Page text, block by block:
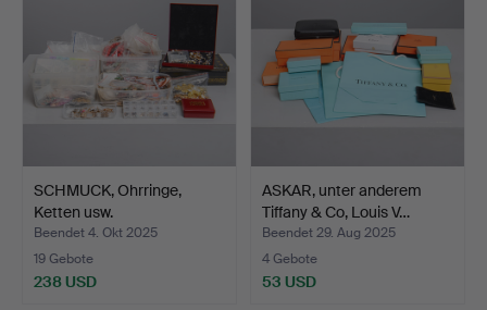
SCHMUCK, Ohrringe,
Ketten usw.
Beendet 4. Okt 2025
19 Gebote
238 USD
ASKAR, unter anderem
Tiffany & Co, Louis V…
Beendet 29. Aug 2025
4 Gebote
53 USD